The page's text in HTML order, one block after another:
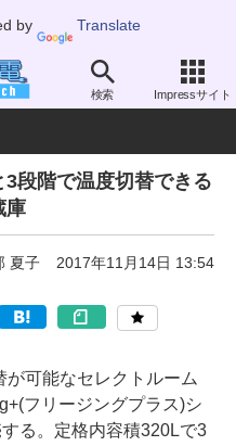
by Translate
検索 Impressサイト
凍庫 中型（300～500L）
段階で温度切替できる
庫
夏子 2017年11月14日 13:54
可能なセレクトルーム
フリージングプラス)シ
る。定格内容積320Lで3